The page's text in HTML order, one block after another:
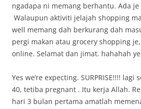
ngadapa ni memang berhantu. Ada
Walaupun aktiviti jelajah shopping
well memang dah berkurang dah
pergi makan atau grocery shopping
online. Selamat dan jimat. hahahah
Yes we’re expecting. SURPRISE!!!!
40, tetiba pregnant . Itu kerja Allah.
hari 3 bulan pertama amatlah